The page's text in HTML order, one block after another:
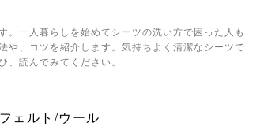
。一人暮らしを始めてシーツの洗い方で困った人も
や、コツを紹介します。気持ちよく清潔なシーツで
読んでみてください。
ェルト/ウール